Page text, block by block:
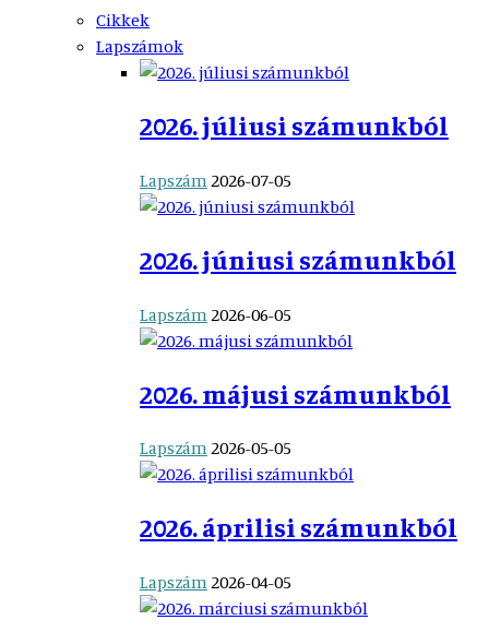
Cikkek
Lapszámok
2026. júliusi számunkból
Lapszám 2026-07-05
2026. júniusi számunkból
Lapszám 2026-06-05
2026. májusi számunkból
Lapszám2026-05-05
2026. áprilisi számunkból
Lapszám2026-04-05